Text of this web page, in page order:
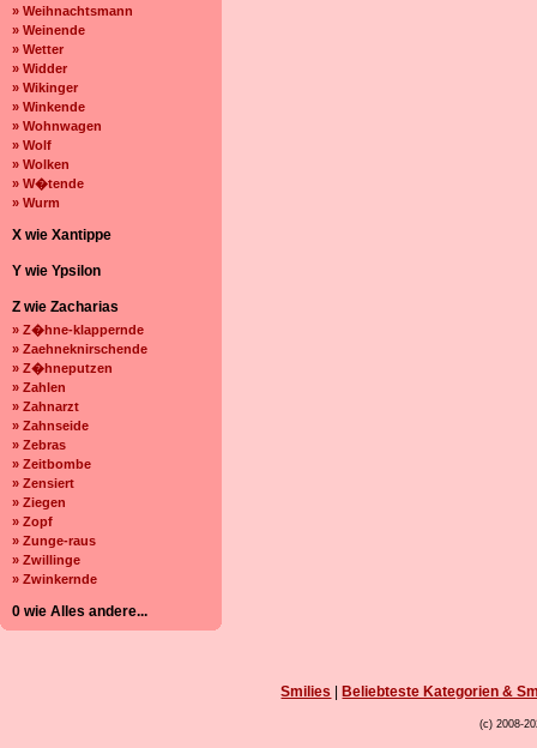
» Weihnachtsmann
» Weinende
» Wetter
» Widder
» Wikinger
» Winkende
» Wohnwagen
» Wolf
» Wolken
» W�tende
» Wurm
X wie Xantippe
Y wie Ypsilon
Z wie Zacharias
» Z�hne-klappernde
» Zaehneknirschende
» Z�hneputzen
» Zahlen
» Zahnarzt
» Zahnseide
» Zebras
» Zeitbombe
» Zensiert
» Ziegen
» Zopf
» Zunge-raus
» Zwillinge
» Zwinkernde
0 wie Alles andere...
Smilies Beliebteste Kategorien &
(c) 2008-